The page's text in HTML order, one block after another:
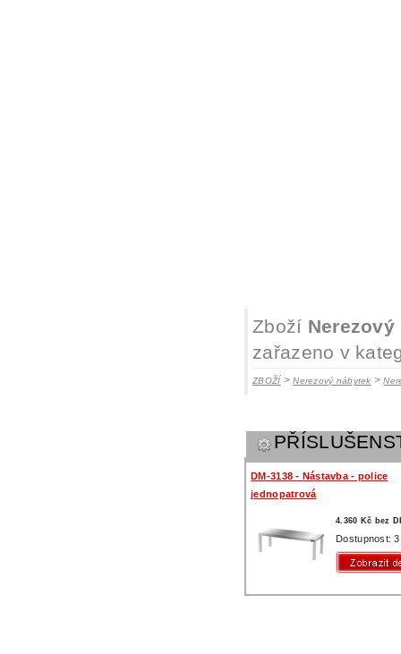
Zboží
zařazeno v
ZBOŽÍ >Nerezový nábytek >
DM-3138 - Nástavba - police
jednopatrová
4.360 Kč bez
Dostupnost: